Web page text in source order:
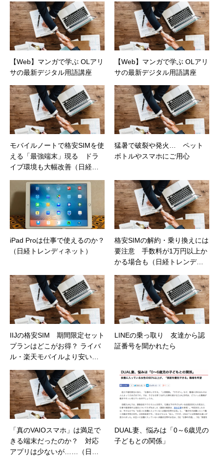
制作。プライベートでは、井上円了哲学塾の第
一期修了生として「哲学カフェ＠神保町」の世
話人、2020年以降は「なごテツ」のオンライン
カフェの世話人を務める。趣味は考えること。
【Web】マンガで学ぶ OLアリ
サの最新デジタル用語講座
【Web】マンガで学ぶ OLアリ
サの最新デジタル用語講座
モバイルノートで格安SIMを使
える「最強端末」現る ドラ
イブ環境も大幅改善（日経ト
猛暑で破裂や発火… ペット
ボトルやスマホにご用心
iPad Proは仕事で使えるのか？
（日経トレンディネット）
格安SIMの解約・乗り換えには
要注意 手数料が1万円以上か
かる場合も（日経トレンディ
IIJの格安SIM 期間限定セット
プランはどこがお得？ ライバ
ル・楽天モバイルより安い
LINEの乗っ取り 友達から認
証番号を聞かれたら
「真のVAIOスマホ」は満足で
きる端末だったのか？ 対応
アプリは少ないが……（日経
DUAL妻、悩みは「0～6歳児の
子どもとの関係」